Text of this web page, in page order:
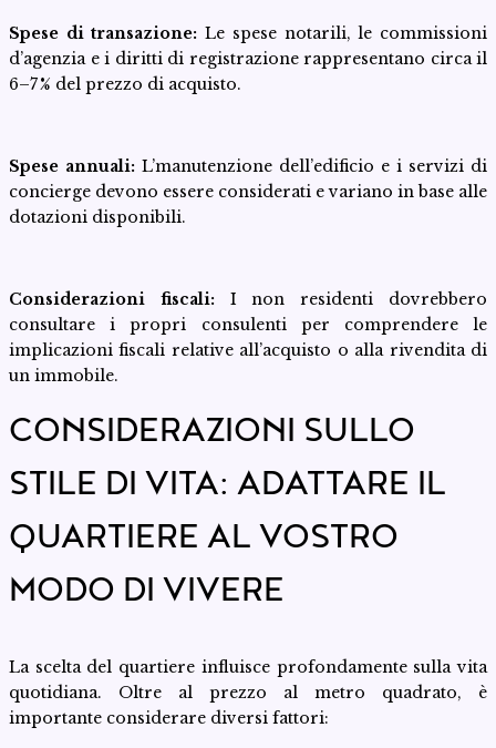
Spese di transazione: Le spese notarili, le commissioni
d’agenzia e i diritti di registrazione rappresentano circa il
6–7 % del prezzo di acquisto.
Spese annuali: L’manutenzione dell’edificio e i servizi di
concierge devono essere considerati e variano in base alle
dotazioni disponibili.
Considerazioni fiscali:I non residenti dovrebbero
consultare i propri consulenti per comprendere le
implicazioni fiscali relative all’acquisto o alla rivendita di
un immobile.
CONSIDERAZIONI SULLO
STILE DI VITA: ADATTARE IL
QUARTIERE AL VOSTRO
MODO DI VIVERE
La scelta del quartiere influisce profondamente sulla vita
quotidiana. Oltre al prezzo al metro quadrato, è
importante considerare diversi fattori: